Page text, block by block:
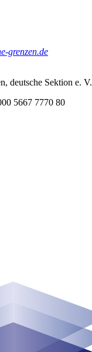
grenzen.de
deutsche Sektion e. V.
5667 7770 80